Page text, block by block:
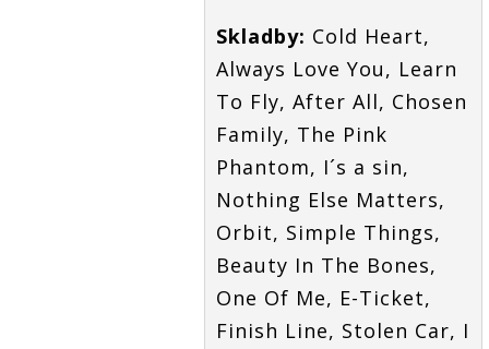
Skladby: Cold Heart,
Always Love You, Learn
To Fly, After All, Chosen
Family, The Pink
Phantom, I´s a sin,
Nothing Else Matters,
Orbit, Simple Things,
Beauty In The Bones,
One Of Me, E-Ticket,
Finish Line, Stolen Car, I